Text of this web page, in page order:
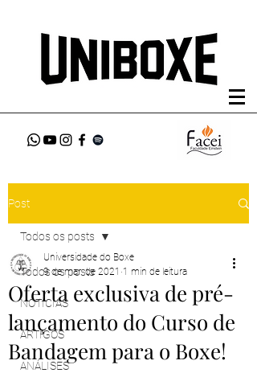
Post
Todos os posts
NOTÍCIAS
ARTIGOS
ANÁLISES
Todos os posts
Oferta exclusiva de pré-
lançamento do Curso de
Bandagem para o Boxe!
Universidade do Boxe
9 de mar. de 2021 1 min de leitura